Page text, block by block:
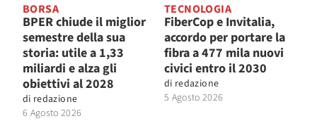
BORSA
BPER chiude il miglior
semestre della sua
storia: utile a 1,33
miliardi e alza gli
obiettivi al 2028
di redazione
6 Agosto 2026
TECNOLOGIA
FiberCop e Invitalia,
accordo per portare la
fibra a 477 mila nuovi
civici entro il 2030
di redazione
5 Agosto 2026